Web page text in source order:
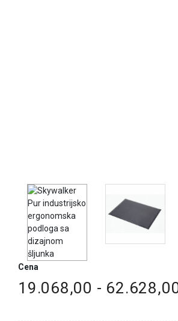
Cena
19.068,00 -